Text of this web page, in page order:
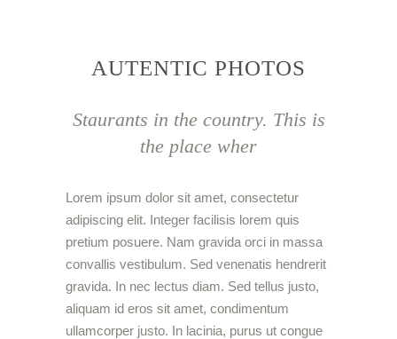
AUTENTIC PHOTOS
Staurants in the country. This is
the place wher
Lorem ipsum dolor sit amet, consectetur
adipiscing elit. Integer facilisis lorem quis
pretium posuere. Nam gravida orci in massa
convallis vestibulum. Sed venenatis hendrerit
gravida. In nec lectus diam. Sed tellus justo,
aliquam id eros sit amet, condimentum
ullamcorper justo. In lacinia, purus ut congue